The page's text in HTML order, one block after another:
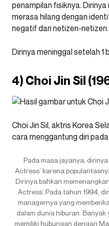
penampilan fisiknya.
merasa hilang dengan
negatif dari netizen-netizen.
Dirinya meninggal setelah 1
4) Choi Jin Sil
Choi Jin Sil, aktris Korea
cara menggantung diri
Pada masa jayanya,
Actress’ karena
Dirinya bahkan
Actress’.Pada tahun 1994,
managernya yang
dalam dunia hiburan.
memiliki hubungan dengan